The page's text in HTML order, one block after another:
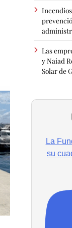
Las
y Naiad
Solar de
La
su